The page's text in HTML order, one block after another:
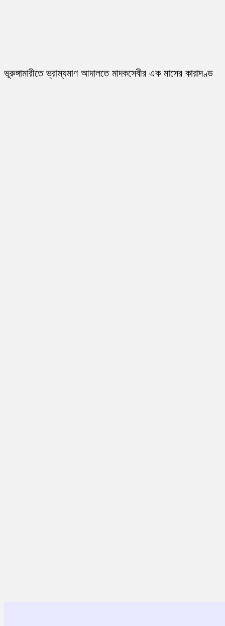
ভূরুঙ্গামারীতে ভ্রাম্যমাণ আদালতে মাদকসেবীর এক মাসের কারাদণ্ড